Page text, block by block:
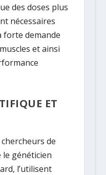
des doses plus
nécessaires
forte demande
et ainsi
ET
chercheurs de
généticien
l’utilisent